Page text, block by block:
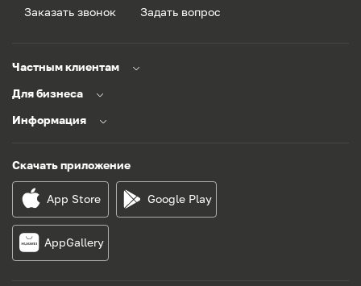
Заказать звонок Задать вопрос
Частным клиентам
Для бизнеса
Информация
Скачать приложение
App Store Google Play
AppGallery